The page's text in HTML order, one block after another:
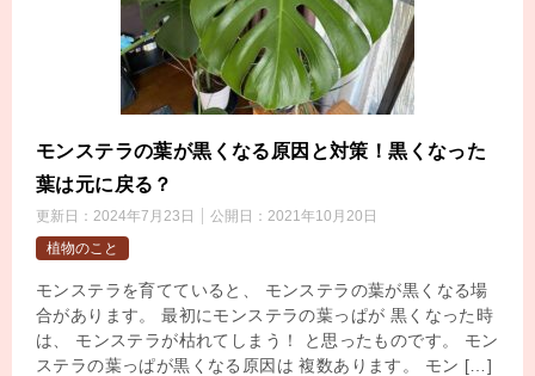
モンステラの葉が黒くなる原因と対策！黒くなった
葉は元に戻る？
更新日： 2024年7月23日 公開日： 2021年10月20日
植物のこと
モンステラを育てていると、 モンステラの葉が黒くなる場
合があります。 最初にモンステラの葉っぱが 黒くなった時
は、 モンステラが枯れてしまう！ と思ったものです。 モン
ステラの葉っぱが黒くなる原因は 複数あります。 モン […]